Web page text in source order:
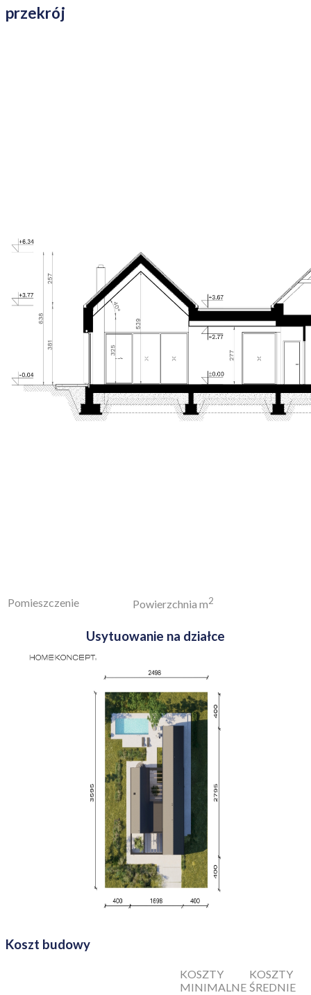
przekrój
Pomieszczenie Powierzchnia m2
Usytuowanie na działce
Koszt budowy
KOSZTY
MINIMALNE
KOSZTY
ŚREDNIE